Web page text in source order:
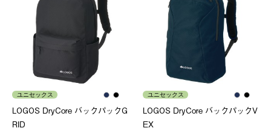
ユニセックス
LOGOS DryCore バックパックG
RID
ユニセックス
LOGOS DryCore バックパックV
EX